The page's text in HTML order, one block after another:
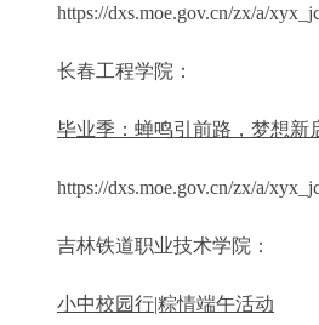
https://dxs.moe.gov.cn/zx/a/
长春工程学院：
毕业季：蝉鸣引前路，梦想新
https://dxs.moe.gov.cn/zx/a/
吉林铁道职业技术学院：
小中校园行|粽情端午活动